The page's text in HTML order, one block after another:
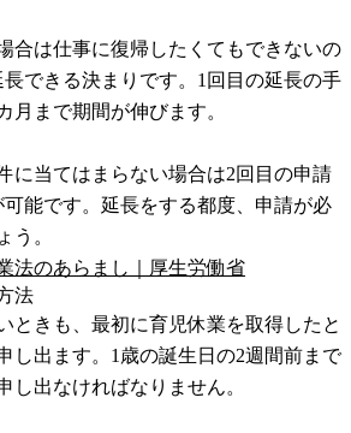
合は仕事に復帰したくてもできないの
できる決まりです。1回目の延長の手
月まで期間が伸びます。
に当てはまらない場合は2回目の申請
能です。延長をする都度、申請が必
う。
法のあらまし｜厚生労働省
法
ときも、最初に育児休業を取得したと
し出ます。1歳の誕生日の2週間前まで
し出なければなりません。